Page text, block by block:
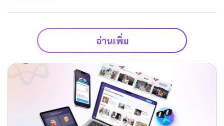
อ่านเพิ่ม